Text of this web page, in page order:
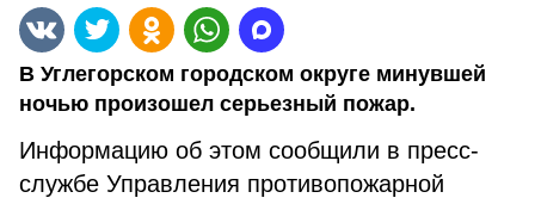
В Углегорском городском округе минувшей
ночью произошел серьезный пожар.
Информацию об этом сообщили в пресс-
службе Управления противопожарной